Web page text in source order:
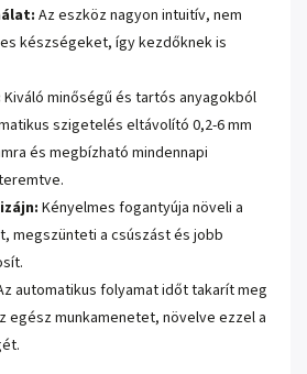
Az eszköz nagyon intuitív, nem
készségeket, így kezdőknek is
Kiváló minőségű és tartós anyagokból
szigetelés eltávolító 0,2-6 mm
és megbízható mindennapi
Kényelmes fogantyúja növeli a
megszünteti a csúszást és jobb
automatikus folyamat időt takarít meg
egész munkamenetet, növelve ezzel a